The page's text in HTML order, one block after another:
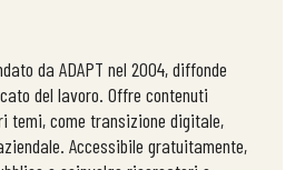
da ADAPT nel 2004, diffonde
del lavoro. Offre contenuti
temi, come transizione digitale,
Accessibile gratuitamente,